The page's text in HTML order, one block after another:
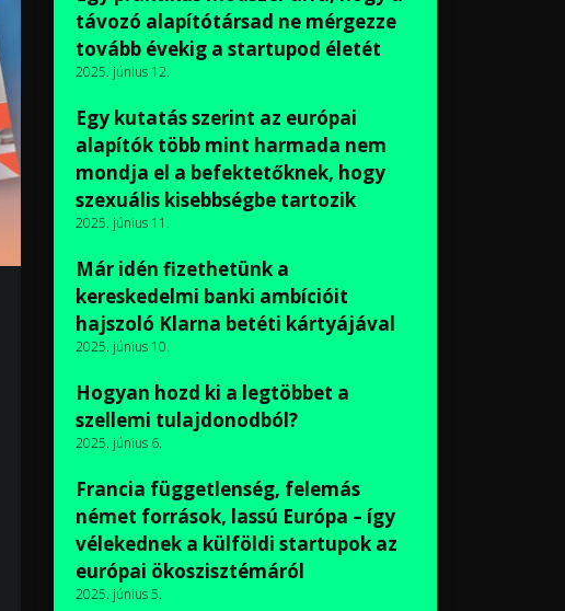
távozó alapítótársad ne mérgezze
tovább évekig a startupod életét
2025. június 12.
Egy kutatás szerint az európai
alapítók több mint harmada nem
mondja el a befektetőknek, hogy
szexuális kisebbségbe tartozik
2025. június 11.
Már idén fizethetünk a
kereskedelmi banki ambícióit
hajszoló Klarna betéti kártyájával
2025. június 10.
Hogyan hozd ki a legtöbbet a
szellemi tulajdonodból?
2025. június 6.
Francia függetlenség, felemás
német források, lassú Európa – így
vélekednek a külföldi startupok az
európai ökoszisztémáról
2025. június 5.